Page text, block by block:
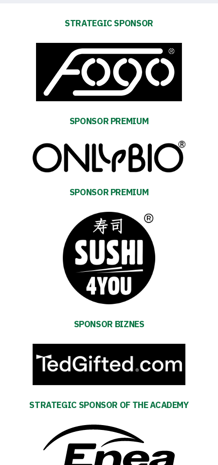
Table
schedule
Contact
STRATEGIC SPONSOR
SPONSOR PREMIUM
SPONSOR PREMIUM
SPONSOR BIZNES
STRATEGIC SPONSOR OF THE ACADEMY